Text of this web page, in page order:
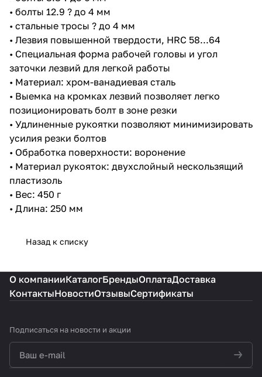
• болты 12.9 ? до 4 мм
• стальные тросы ? до 4 мм
• Лезвия повышенной твердости, HRC 58...64
• Специальная форма рабочей головы и угол
заточки лезвий для легкой работы
• Материал: хром-ванадиевая сталь
• Выемка на кромках лезвий позволяет легко
позиционировать болт в зоне резки
• Удлиненные рукоятки позволяют минимизировать
усилия резки болтов
• Обработка поверхности: воронение
• Материал рукояток: двухслойный нескользящий
пластизоль
• Вес: 450 г
• Длина: 250 мм
Назад к списку
О компанииКаталогБрендыОплатаДоставка
КонтактыНовостиОтзывыСертификаты
Подписаться на новости и акции